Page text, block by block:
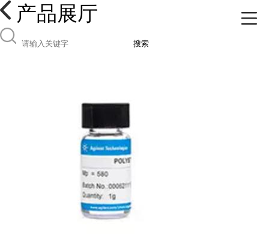
产品展厅
搜索